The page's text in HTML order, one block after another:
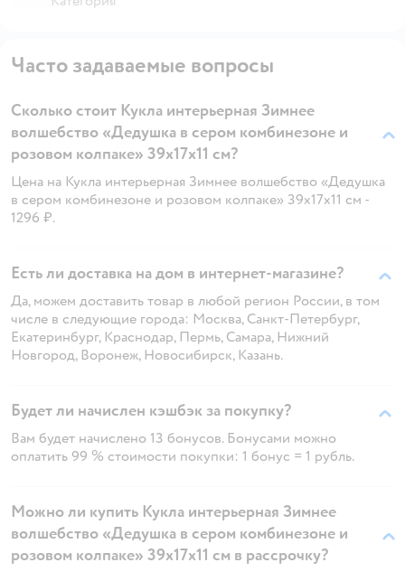
Часто задаваемые вопросы
Сколько стоит Кукла интерьерная Зимнее
волшебство «Дедушка в сером комбинезоне и
розовом колпаке» 39х17х11 см?
Цена на Кукла интерьерная Зимнее волшебство «Дедушка
в сером комбинезоне и розовом колпаке» 39х17х11 см -
1296 ₽.
Есть ли доставка на дом в интернет-магазине?
Да, можем доставить товар в любой регион России, в том
числе в следующие города: Москва, Санкт-Петербург,
Екатеринбург, Краснодар, Пермь, Самара, Нижний
Новгород, Воронеж, Новосибирск, Казань.
Будет ли начислен кэшбэк за покупку?
Вам будет начислено 13 бонусов. Бонусами можно
оплатить 99 % стоимости покупки: 1 бонус = 1 рубль.
Можно ли купить Кукла интерьерная Зимнее
волшебство «Дедушка в сером комбинезоне и
розовом колпаке» 39х17х11 см в рассрочку?